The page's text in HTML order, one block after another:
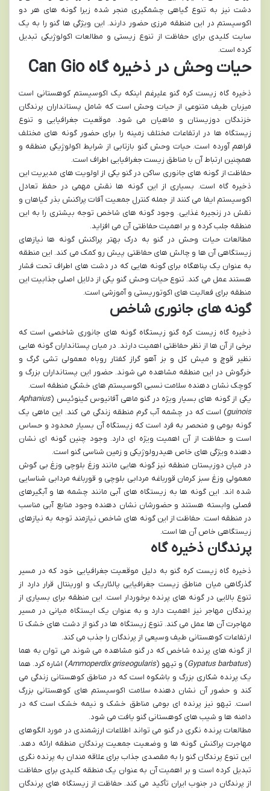
دشت نیز به تنوع گیاهی چشمگیری منجر شده زیرا گونه های هر دو
اکوسیستم در این منطقه مرزی حضور دارند. این ویژگی ها گنو را به یک
سایت کلیدی برای حفاظت از تنوع زیستی و مطالعات اکولوژیکی تبدیل
کرده است.
حیات وحش در ذخیره گاه Can Gio
ذخیره گاه زیست کره گنو علیرغم اینکه یک اکوسیستم کوهستانی است
میزبان طیف متنوعی از حیات وحش است که شامل پستانداران پرندگان
خزندگان دوزیستان و ماهیان می شود. موقعیت جغرافیایی و تنوع
زیستگاه ها در ارتفاعات مختلف زمینه را برای حضور گونه های مختلف
فراهم آورده است. حیات وحش گنو بازتابی از شرایط اکولوژیکی منطقه و
همچنین ارتباط آن با مناطق زیست جغرافیایی اطراف است.
حفاظت از گونه های جانوری ساکن در گنو یکی از اولویت های مدیریت این
ذخیره گاه است. بسیاری از این گونه ها نقش مهمی در حفظ تعادل
اکوسیستم ایفا می کنند از جمله کنترل جمعیت آفات پراکنش بذر گیاهان و
نقش در زنجیره غذایی. وجود گونه های شاخص توجه بیشتری را به این
منطقه جلب کرده و بر اهمیت حفاظتی آن می افزاید.
مطالعات حیات وحش در گنو به درک بهتر پراکنش گونه ها نیازهای
زیستگاهی آن ها و چالش های حفاظتی پیش رو کمک می کند. این منطقه
به عنوان یک پناهگاه برای گونه هایی که در دشت های اطراف تحت فشار
هستند عمل می کند. تنوع حیات وحش گنو یکی از دلایل اصلی جذابیت این
منطقه برای فعالیت های اکوتوریستی و آموزشی است.
گونه های جانوری شاخص
ذخیره گاه زیست کره گنو زیستگاه گونه های جانوری شاخصی است که
برخی از آن ها از نظر حفاظتی اهمیت دارند. در میان پستانداران گونه هایی
نظیر قوچ و میش کل و بز آهو گراز کفتار روباه معمولی تشی گرگ و
خرگوش در این منطقه مشاهده می شوند. حضور این پستانداران بزرگ و
کوچک نشان دهنده سلامت نسبی اکوسیستم های خشکی منطقه است.
یکی از گونه های بسیار ویژه در گنو ماهی آفانیوس گینوئیس (Aphanius
guinois) است که در چشمه آب گرم منطقه زندگی می کند. این ماهی یک
گونه بومی و منحصر به فرد است که زیستگاه آن بسیار محدود و حساس
است و حفاظت از آن اهمیت ویژه ای دارد. وجود چنین گونه ای نشان
دهنده ویژگی های خاص هیدرولوژیکی و زمین شناسی گنو است.
در میان دوزیستان منطقه نیز گونه هایی مانند وزغ بلوچی وزغ بی گوش
معمولی وزغ سبز کرمان قورباغه مردابی بلوچی و قورباغه مردابی شناسایی
شده اند. این گونه ها به زیستگاه های آبی مانند چشمه ها و آبگیرهای
فصلی وابسته هستند و حضورشان نشان دهنده وجود منابع آبی مناسب
در منطقه است. حفاظت از این گونه های شاخص نیازمند توجه به نیازهای
زیستگاهی خاص آن ها است.
پرندگان ذخیره گاه
ذخیره گاه زیست کره گنو به دلیل موقعیت جغرافیایی خود که در مسیر
گذرگاهی میان مناطق زیست جغرافیایی پالئاریک و اورینتال قرار دارد از
تنوع بالایی در گونه های پرنده برخوردار است. این منطقه برای بسیاری از
پرندگان مهاجر نیز اهمیت دارد و به عنوان یک ایستگاه میانی در مسیر
مهاجرت آن ها عمل می کند. تنوع زیستگاه ها در گنو از دشت های خشک تا
ارتفاعات کوهستانی طیف وسیعی از پرندگان را جذب می کند.
از گونه های پرنده شاخص که در گنو مشاهده می شوند می توان به هما
(
Gypatus barbatus) و تیهو (Ammoperdix griseogularis) اشاره کرد. هما
یک پرنده شکاری بزرگ و باشکوه است که در مناطق کوهستانی زندگی می
کند و حضور آن نشان دهنده سلامت اکوسیستم های کوهستانی بزرگ
است. تیهو نیز پرنده ای بومی مناطق خشک و نیمه خشک است که در
دامنه ها و شیب های کوهستانی گنو یافت می شود.
مطالعات پرنده نگری در گنو می تواند اطلاعات ارزشمندی در مورد الگوهای
مهاجرت پراکنش گونه ها و وضعیت جمعیت پرندگان منطقه ارائه دهد.
این تنوع پرندگان گنو را به مقصدی جذاب برای علاقه مندان به پرنده نگری
تبدیل کرده است و بر اهمیت آن به عنوان یک منطقه کلیدی برای حفاظت
از پرندگان در جنوب ایران تأکید می کند. حفاظت از زیستگاه های پرندگان